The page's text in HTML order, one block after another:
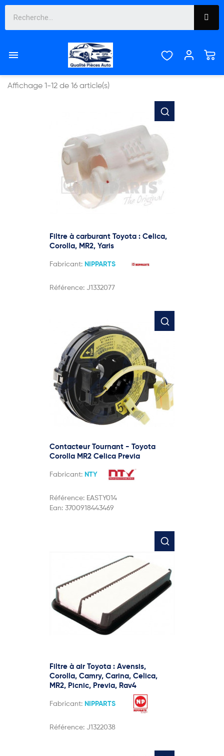

CELICA

Affichage 1-12 de 16 article(s)
Filtre à carburant Toyota : Celica,
Corolla, MR2, Yaris
Fabricant: NIPPARTS
Référence: J1332077
Contacteur Tournant - Toyota
Corolla MR2 Celica Previa
Fabricant: NTY
Référence: EASTY014
Ean: 3700918443469
Filtre à air Toyota : Avensis,
Corolla, Camry, Carina, Celica,
MR2, Picnic, Previa, Rav4
Fabricant: NIPPARTS
Référence: J1322038